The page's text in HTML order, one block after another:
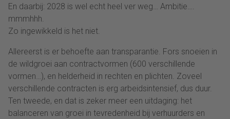
En daarbij: 2028 is wel echt heel ver weg… Ambitie….
mmmhhh.
Zo ingewikkeld is het niet.
Allereerst is er behoefte aan transparantie. Fors snoeien in
de wildgroei aan contractvormen (600 verschillende
vormen…), en helderheid in rechten en plichten. Zoveel
verschillende contracten is erg arbeidsintensief, dus duur.
Ten tweede, en dat is zeker meer een uitdaging: het
balanceren van groei in tevredenheid bij verhuurders en